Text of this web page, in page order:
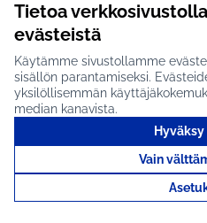
Tietoa
evästeistä
Käytämme sivustollamme
sisällön parantamiseksi.
yksilöllisemmän
median kanavista.
Vain
Beachvolley
Ehdotan hankittavaksi
beachvolleyta varten
verkkotelineet. H…
Ei etene jatkoon
Rajaa tulokset aihepiirin